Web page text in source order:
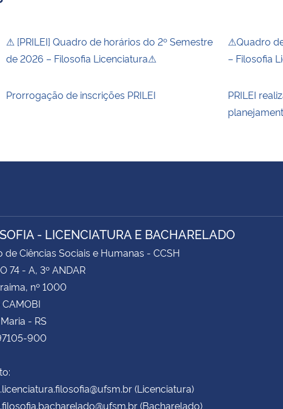
⚠ [PRILEI] Quadro de horários do 2º Semestre
de 2026 – Filosofia Licenciatura⚠
⚠Quadro
– Filosofia
Prorrogação de inscrições PRILEI
PRILEI
- LICENCIATURA E BACHARELADO
de Ciências Sociais e Humanas - CCSH
74 - A, 3º ANDAR
nº 1000
- RS
900
(Licenciatura)
(Bacharelado)